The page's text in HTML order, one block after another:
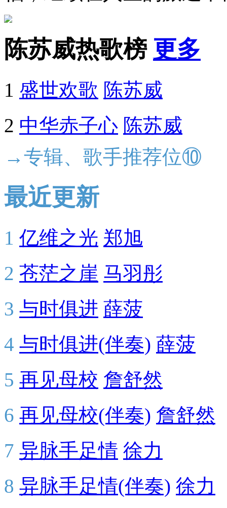
陈苏威热歌榜 更多
1 盛世欢歌 陈苏威
2 中华赤子心 陈苏威
→专辑、歌手推荐位⑩
最近更新
1 亿维之光 郑旭
2 苍茫之崖 马羽彤
3 与时俱进 薛菠
4 与时俱进(伴奏) 薛菠
5 再见母校 詹舒然
6 再见母校(伴奏) 詹舒然
7 异脉手足情 徐力
8 异脉手足情(伴奏) 徐力